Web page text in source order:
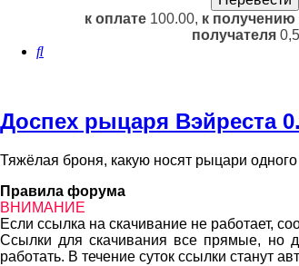
к оплате100.00, к получению
получателя
Поиск
Доспех рыцаря Вэйреста
Тяжёлая броня, какую носят рыцари
Правила форума
ВНИМАНИЕ
Если ссылка на скачивание не работает,
Ссылки для скачивания все прямые, но
работать. В течение суток ссылки станут